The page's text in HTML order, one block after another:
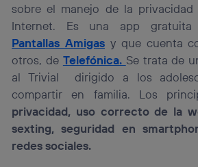
sobre el manejo de la
Internet. Es una app gratuita
Pantallas Amigasy que cuenta
otros, de Telefónica. Se trata de
al Trivial dirigido a los
compartir en familia. Los
privacidad, uso correcto de la
sexting, seguridad en
redes sociales.